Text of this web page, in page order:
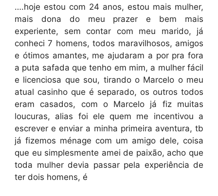
….hoje estou com 24 anos, estou mais mulher,
mais dona do meu prazer e bem mais
experiente, sem contar com meu marido, já
conheci 7 homens, todos maravilhosos, amigos
e ótimos amantes, me ajudaram a por pra fora
a puta safada que tenho em mim, a mulher fácil
e licenciosa que sou, tirando o Marcelo o meu
atual casinho que é separado, os outros todos
eram casados, com o Marcelo já fiz muitas
loucuras, alias foi ele quem me incentivou a
escrever e enviar a minha primeira aventura, tb
já fizemos ménage com um amigo dele, coisa
que eu simplesmente amei de paixão, acho que
toda mulher devia passar pela experiência de
ter dois homens, é